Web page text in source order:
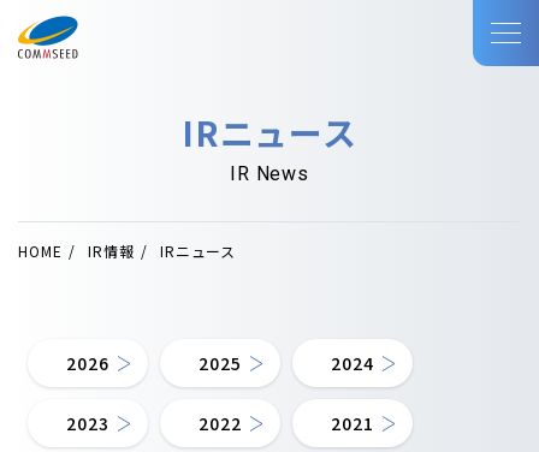
IRニュース
IR News
HOME IR情報 IRニュース
2026 2025 2024
2023 2022 2021